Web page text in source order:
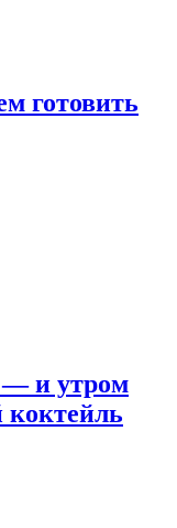
готовить
— и утром